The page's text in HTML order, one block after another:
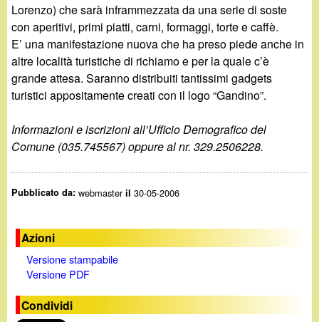
d
i
n
o
i
r
c
a
Lorenzo) che sarà inframmezzata da una serie di soste
con aperitivi, primi piatti, carni, formaggi, torte e caffè.
E’ una manifestazione nuova che ha preso piede anche in
altre località turistiche di richiamo e per la quale c’è
grande attesa. Saranno distribuiti tantissimi gadgets
turistici appositamente creati con il logo “Gandino”.
Informazioni e iscrizioni all’Ufficio Demografico del
Comune (035.745567) oppure al nr. 329.2506228.
Pubblicato da:webmasteril 30-05-2006
Azioni
Versione stampabile
Versione PDF
Condividi